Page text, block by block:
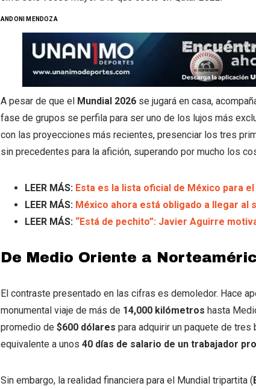
ANDONI MENDOZA
A pesar de que el Mundial 2026 se jugará en casa,
fase de grupos se perfila para ser uno de los lujos más
con las proyecciones más recientes, presenciar los tres
sin precedentes para la afición, superando por mucho los
LEER MÁS: Esta es la lista oficial de México para el
LEER MÁS: México ahora está obligado a llegar al
LEER MÁS: “Está de pechito”: Javier Aguirre
De Medio Oriente a
El contraste presentado en las cifras es demoledor. Hace
monumental viaje de más de 14,000 kilómetros hasta
promedio de $600 dólares para adquirir un paquete de
equivalente a unos 40 días de salario de un trabajador
Sin embargo, la realidad financiera para el Mundial tripartita (